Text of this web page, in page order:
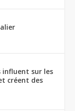
influent sur les
créent des